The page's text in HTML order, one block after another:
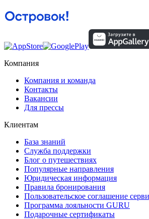
Компания
Компания и команда
Контакты
Вакансии
Для прессы
Клиентам
База знаний
Служба поддержки
Блог о путешествиях
Популярные направления
Юридическая информация
Правила бронирования
Пользовательское соглашение
Программа лояльности GURU
Подарочные сертификаты